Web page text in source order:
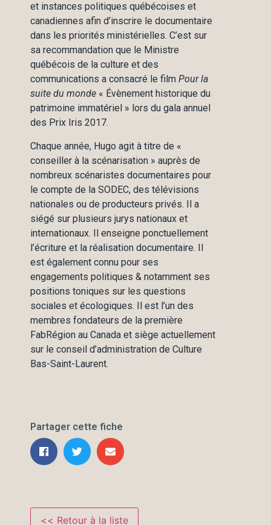
et instances politiques québécoises et
canadiennes afin d’inscrire le documentaire
dans les priorités ministérielles. C’est sur
sa recommandation que le Ministre
québécois de la culture et des
communications a consacré le film Pour la
suite du monde « Évènement historique du
patrimoine immatériel » lors du gala annuel
des Prix Iris 2017.
Chaque année, Hugo agit à titre de «
conseiller à la scénarisation » auprès de
nombreux scénaristes documentaires pour
le compte de la SODEC, des télévisions
nationales ou de producteurs privés. Il a
siégé sur plusieurs jurys nationaux et
internationaux. Il enseigne ponctuellement
l’écriture et la réalisation documentaire. Il
est également connu pour ses
engagements politiques & notamment ses
positions toniques sur les questions
sociales et écologiques. Il est l’un des
membres fondateurs de la première
FabRégion au Canada et siège actuellement
sur le conseil d’administration de Culture
Bas-Saint-Laurent.
Partager cette fiche